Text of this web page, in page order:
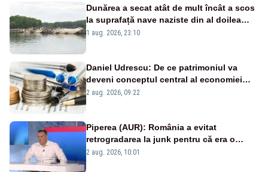
Dunărea a secat atât de mult încât a scos
la suprafață nave naziste din al doilea
război mondial
1 aug. 2026, 23:10
Daniel Udrescu: De ce patrimoniul va
deveni conceptul central al economiei
viitoare?
2 aug. 2026, 09:22
Piperea (AUR): România a evitat
retrogradarea la junk pentru că era o
catastrofă pentru bănci și fondurile de
2 aug. 2026, 10:01